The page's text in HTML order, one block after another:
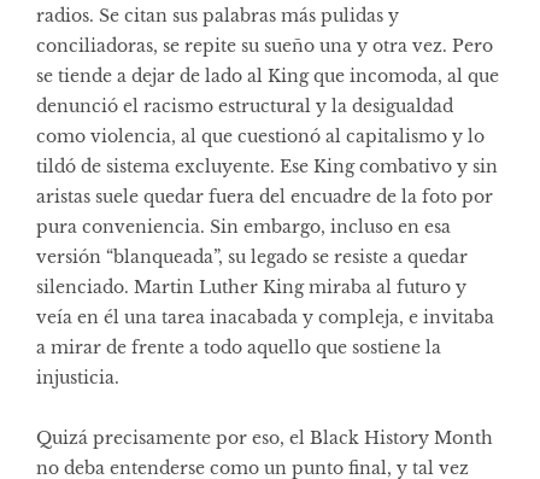
radios. Se citan sus palabras más pulidas y
conciliadoras, se repite su sueño una y otra vez. Pero
se tiende a dejar de lado al King que incomoda, al que
denunció el racismo estructural y la desigualdad
como violencia, al que cuestionó al capitalismo y lo
tildó de sistema excluyente. Ese King combativo y sin
aristas suele quedar fuera del encuadre de la foto por
pura conveniencia. Sin embargo, incluso en esa
versión “blanqueada”, su legado se resiste a quedar
silenciado. Martin Luther King miraba al futuro y
veía en él una tarea inacabada y compleja, e invitaba
a mirar de frente a todo aquello que sostiene la
injusticia.
Quizá precisamente por eso, el Black History Month
no deba entenderse como un punto final, y tal vez